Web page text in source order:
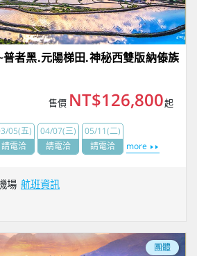
者黑.元陽梯田.神秘西雙版納傣族
售價 NT$126,800起
05(五)
請電洽
04/07(三)
請電洽
05/11(二)
請電洽
more
場 航班資訊
團體